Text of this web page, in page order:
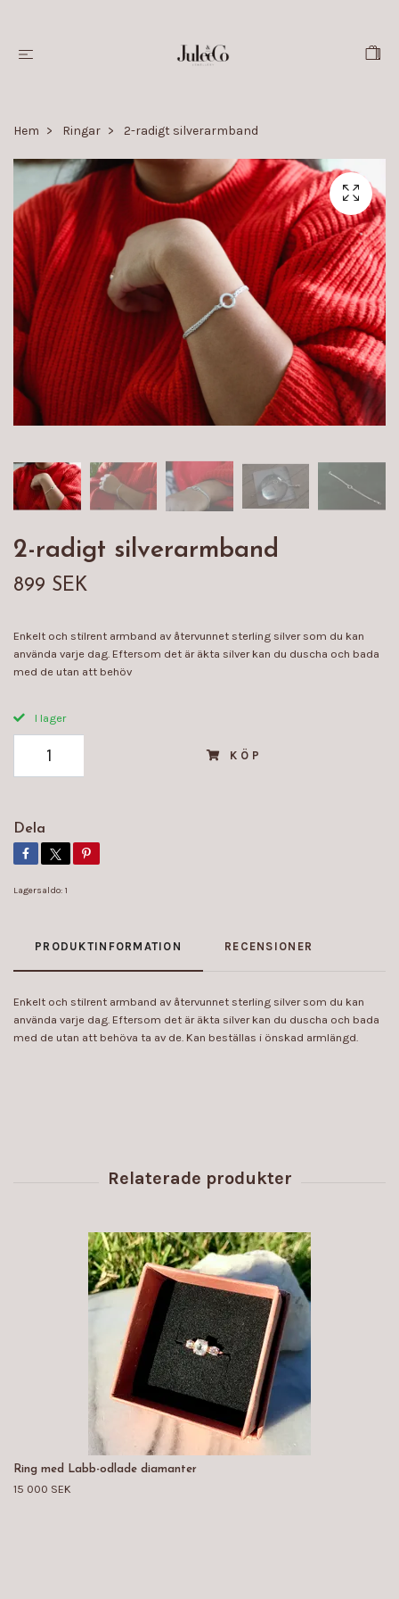
Hem Ringar 2-radigt silverarmband
2-radigt silverarmband
899 SEK
Enkelt och stilrent armband av återvunnet sterling silver som du kan
använda varje dag. Eftersom det är äkta silver kan du duscha och bada
med de utan att behöv
I lager
KÖP
Dela
Lagersaldo: 1
PRODUKTINFORMATION RECENSIONER
Enkelt och stilrent armband av återvunnet sterling silver som du kan
använda varje dag. Eftersom det är äkta silver kan du duscha och bada
med de utan att behöva ta av de. Kan beställas i önskad armlängd.
Ring med Labb-odlade diamanter
15 000 SEK